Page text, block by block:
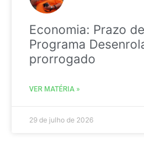
Economia: Prazo
Programa
prorrogado
VER MATÉRIA »
29 de julho de 2026